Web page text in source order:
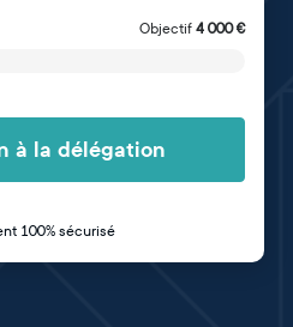
Objectif 4 000€
à la délégation
100% sécurisé